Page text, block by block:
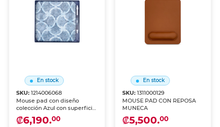
En stock
SKU:1214006068
Mouse pad con diseño
colección Azul con superficie
suave para movimiento
preciso del mouse. Base
₡6,190.00
En stock
SKU: 1311000129
MOUSE PAD CON REPOSA
MUNECA
₡5,500.00